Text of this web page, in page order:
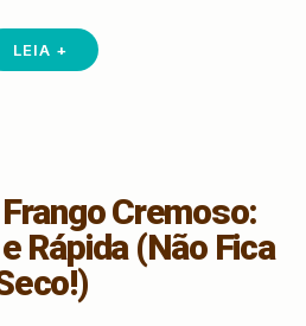
LEIA +
Cremoso:
Rápida (Não Fica